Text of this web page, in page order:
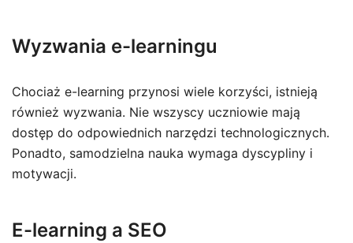
Wyzwania e-learningu
Chociaż e-learning przynosi wiele korzyści, istnieją
również wyzwania. Nie wszyscy uczniowie mają
dostęp do odpowiednich narzędzi technologicznych.
Ponadto, samodzielna nauka wymaga dyscypliny i
motywacji.
E-learning a SEO